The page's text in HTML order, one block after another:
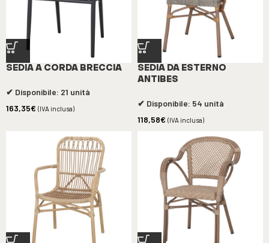
SEDIA A CORDA BRECCIA
✔ Disponibile: 21 unità
163,35€ (IVA inclusa)
SEDIA DA ESTERNO
ANTIBES
✔ Disponibile: 54 unità
118,58€ (IVA inclusa)